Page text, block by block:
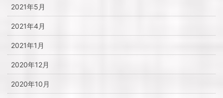
2021年5月
2021年4月
2021年1月
2020年12月
2020年10月